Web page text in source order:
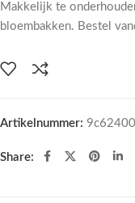
Makkelijk te
bloembakken. Bestel
Artikelnummer:
Share: